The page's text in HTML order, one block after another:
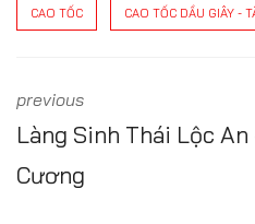
CAO TỐC CAO TỐC DẦU GIÂY -
previous
Làng Sinh Thái Lộc
Cương